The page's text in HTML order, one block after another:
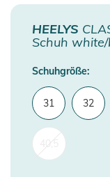
HEELYS
Schuh
Schuhgröße:
31 32